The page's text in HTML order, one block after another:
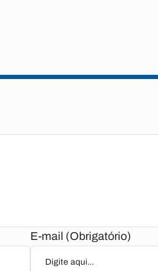
E-mail (Obrigatório)